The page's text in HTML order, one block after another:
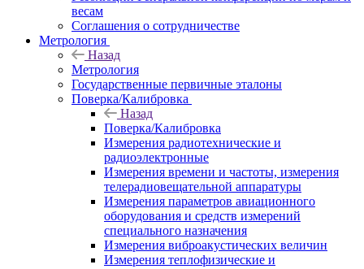
весам
Соглашения о сотрудничестве
Метрология
Назад
Метрология
Государственные первичные эталоны
Поверка/Калибровка
Назад
Поверка/Калибровка
Измерения радиотехнические и
радиоэлектронные
Измерения времени и частоты, измерения
телерадиовещательной аппаратуры
Измерения параметров авиационного
оборудования и средств измерений
специального назначения
Измерения виброакустических величин
Измерения теплофизические и